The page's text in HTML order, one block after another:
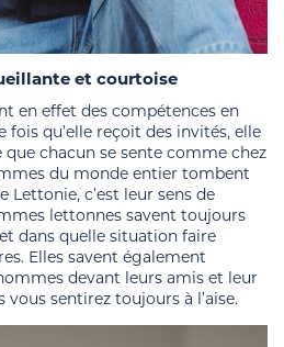
et courtoise
en effet des compétences en
fois qu’elle reçoit des invités, elle
que chacun se sente comme chez
du monde entier tombent
Lettonie, c’est leur sens de
lettonnes savent toujours
dans quelle situation faire
Elles savent également
devant leurs amis et leur
sentirez toujours à l’aise.